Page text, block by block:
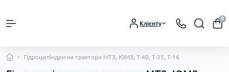
Клієнту
0
Гідроциліндри на трактори МТЗ, ЮМЗ, Т-40, Т-25, Т-16